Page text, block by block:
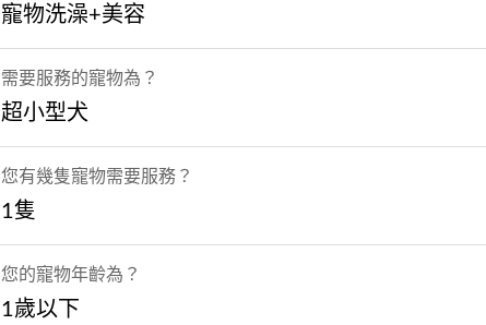
寵物洗澡+美容
需要服務的寵物為？
超小型犬
您有幾隻寵物需要服務？
1隻
您的寵物年齡為？
1歲以下